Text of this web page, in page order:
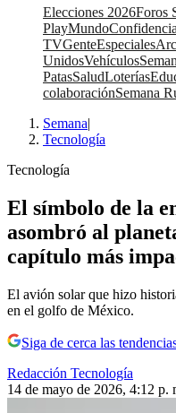
Elecciones 2026Foros
PlayMundo
TVGenteEspeciales
UnidosVehículos
PatasSaludLoterías
colaboraciónSemana
Semana|
Tecnología
Tecnología
El símbolo de la
asombró al
capítulo más
El avión solar que hizo
en el golfo de México.
Siga de cerca las
Redacción Tecnología
14 de mayo de 2026, 4:12 p.